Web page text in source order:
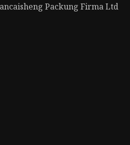
Packung Firma Ltd